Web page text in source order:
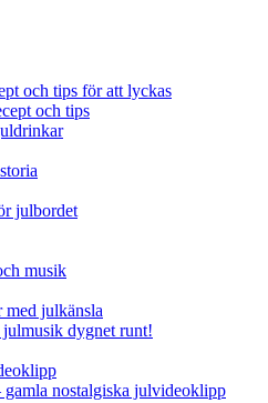
och tips för att lyckas
och tips
julbordet
musik
julkänsla
dygnet runt!
gamla nostalgiska julvideoklipp